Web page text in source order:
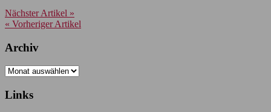
Nächster Artikel »
« Vorheriger Artikel
Archiv
Archiv
Links